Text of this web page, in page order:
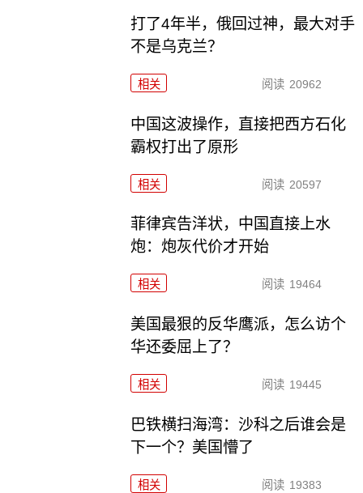
打了4年半，俄回过神，最大对手
不是乌克兰？
相关 阅读 20962
中国这波操作，直接把西方石化
霸权打出了原形
相关 阅读 20597
菲律宾告洋状，中国直接上水
炮：炮灰代价才开始
相关 阅读 19464
美国最狠的反华鹰派，怎么访个
华还委屈上了？
相关 阅读 19445
巴铁横扫海湾：沙科之后谁会是
下一个？美国懵了
相关 阅读 19383